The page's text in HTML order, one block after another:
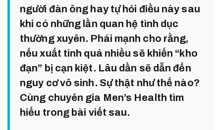
người đàn ông hay tự hỏi điều này sau
khi có những lần quan hệ tình dục
thường xuyên. Phái mạnh cho rằng,
nếu xuất tinh quá nhiều sẽ khiến “kho
đạn” bị cạn kiệt. Lâu dần sẽ dẫn đến
nguy cơ vô sinh. Sự thật như thế nào?
Cùng chuyên gia Men’s Health tìm
hiểu trong bài viết sau.